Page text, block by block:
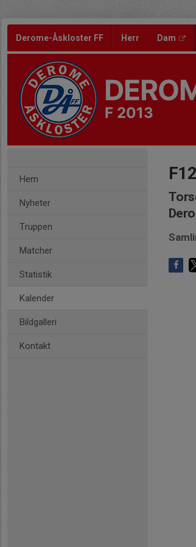
Derome-Åskloster FF Herr Dam
F 2013
Hem
Nyheter
Truppen
Matcher
Statistik
Kalender
Bildgalleri
Kontakt